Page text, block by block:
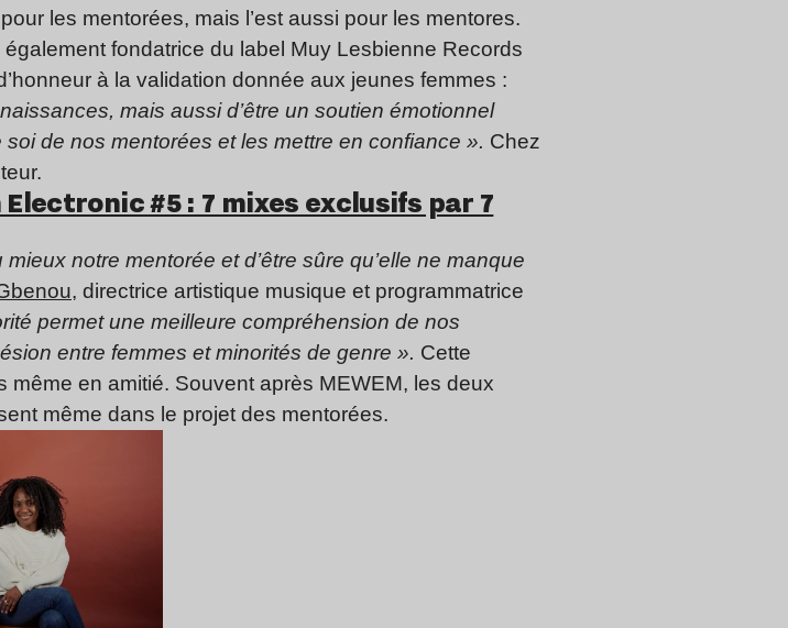
les mentorées, mais l’est aussi pour les mentores.
fondatrice du label Muy Lesbienne Records
à la validation donnée aux jeunes femmes :
mais aussi d’être un soutien émotionnel
de nos mentorées et les mettre en confiance ». Chez
#5 : 7 mixes exclusifs par 7
notre mentorée et d’être sûre qu’elle ne manque
, directrice artistique musique et programmatrice
permet une meilleure compréhension de nos
entre femmes et minorités de genre ». Cette
en amitié. Souvent après MEWEM, les deux
même dans le projet des mentorées.